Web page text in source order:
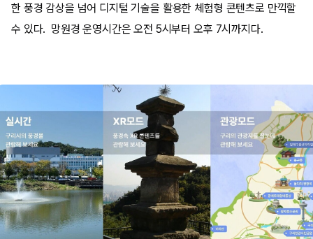
한 풍경 감상을 넘어 디지털 기술을 활용한 체험형 콘텐츠로 만끽할
수 있다. 망원경 운영시간은 오전 5시부터 오후 7시까지다.